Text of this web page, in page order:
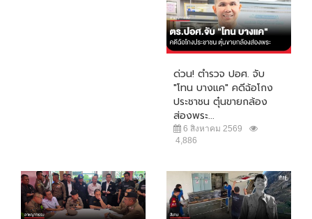
ด่วน! ตำรวจ ปอศ. จับ
"โทน บางแค" คดีฉ้อโกง
ประชาชน ตุ๋นขายกล้อง
ส่องพระ...
6 สิงหาคม 2569
4,886